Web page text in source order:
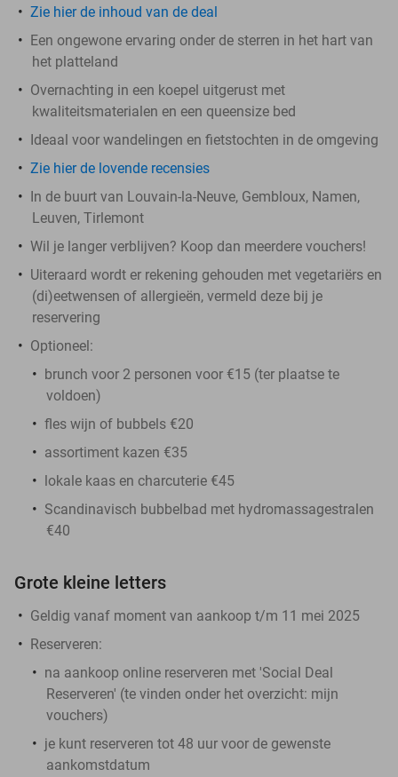
Zie hier de inhoud van de deal
Een ongewone ervaring onder de sterren in het hart van
het platteland
Overnachting in een koepel uitgerust met
kwaliteitsmaterialen en een queensize bed
Ideaal voor wandelingen en fietstochten in de omgeving
Zie hier de lovende recensies
In de buurt van Louvain-la-Neuve, Gembloux, Namen,
Leuven, Tirlemont
Wil je langer verblijven? Koop dan meerdere vouchers!
Uiteraard wordt er rekening gehouden met vegetariërs en
(di)eetwensen of allergieën, vermeld deze bij je
reservering
Optioneel:
brunch voor 2 personen voor €15 (ter plaatse te
voldoen)
fles wijn of bubbels €20
assortiment kazen €35
lokale kaas en charcuterie €45
Scandinavisch bubbelbad met hydromassagestralen
€40
Grote kleine letters
Geldig vanaf moment van aankoop t/m 11 mei 2025
Reserveren:
na aankoop online reserveren met 'Social Deal
Reserveren' (te vinden onder het overzicht: mijn
vouchers)
je kunt reserveren tot 48 uur voor de gewenste
aankomstdatum